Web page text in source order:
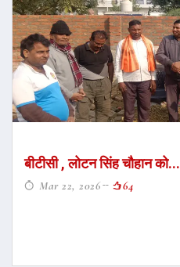
बीटीसी , लोटन सिंह चौहान को...
Mar 22, 2026 64